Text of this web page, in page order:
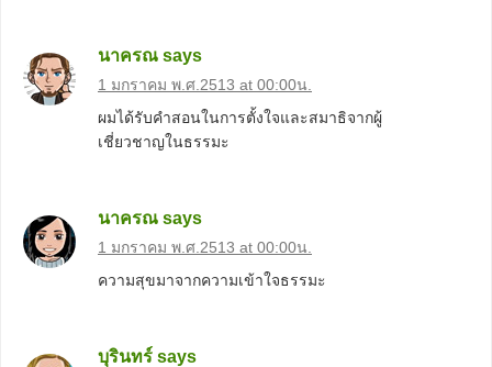
นาครณ says
1 มกราคม พ.ศ.2513 at 00:00น.
ผมได้รับคำสอนในการตั้งใจและสมาธิจากผู้
เชี่ยวชาญในธรรมะ
นาครณ says
1 มกราคม พ.ศ.2513 at 00:00น.
ความสุขมาจากความเข้าใจธรรมะ
บุรินทร์ says